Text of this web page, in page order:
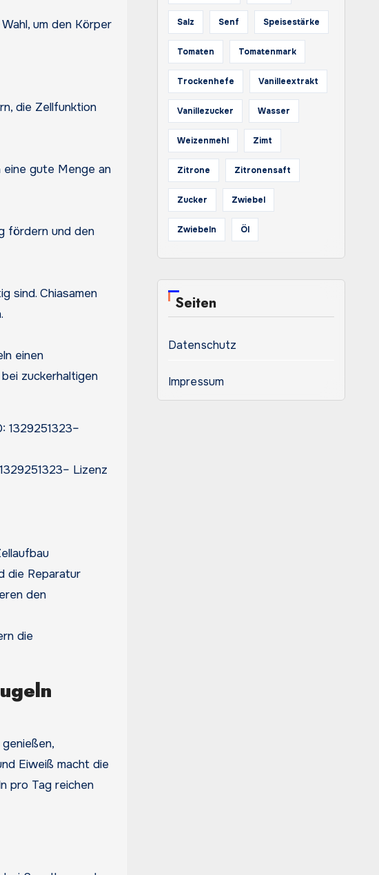
um den Körper
die Zellfunktion
eine gute Menge an
fördern und den
sind. Chiasamen
einen
zuckerhaltigen
Lizenz
die Reparatur
den
die
Eiweiß macht die
pro Tag reichen
Salz Senf Speisestärke
Tomaten Tomatenmark
Trockenhefe Vanilleextrakt
Vanillezucker Wasser
Weizenmehl Zimt
Zitrone Zitronensaft
Zucker Zwiebel
Zwiebeln Öl
Seiten
Datenschutz
Impressum